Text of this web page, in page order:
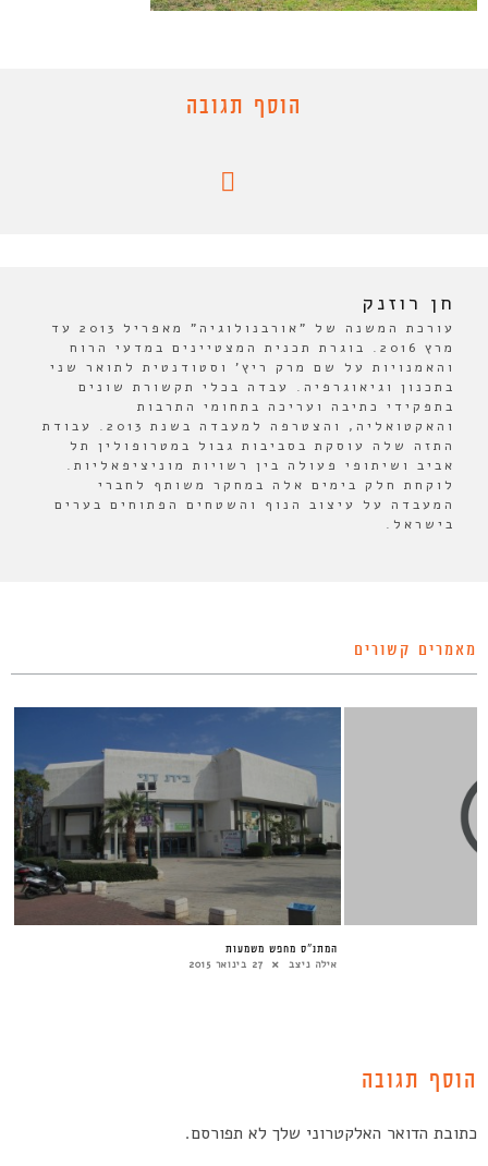
הוסף תגובה
חן רוזנק
עורכת המשנה של "אורבנולוגיה" מאפריל 2013 עד
מרץ 2016. בוגרת תכנית המצטיינים במדעי הרוח
והאמנויות על שם מרק ריץ' וסטודנטית לתואר שני
בתכנון וגיאוגרפיה. עבדה בכלי תקשורת שונים
בתפקידי כתיבה ועריכה בתחומי התרבות
והאקטואליה, והצטרפה למעבדה בשנת 2013. עבודת
התזה שלה עוסקת בסביבות גבול במטרופולין תל
אביב ושיתופי פעולה בין רשויות מוניציפאליות.
לוקחת חלק בימים אלה במחקר משותף לחברי
המעבדה על עיצוב הנוף והשטחים הפתוחים בערים
בישראל.
מאמרים קשורים
המתנ”ס מחפש משמעות
אילה ניצב 27 בינואר 2015
הוסף תגובה
כתובת הדואר האלקטרוני שלך לא תפורסם.